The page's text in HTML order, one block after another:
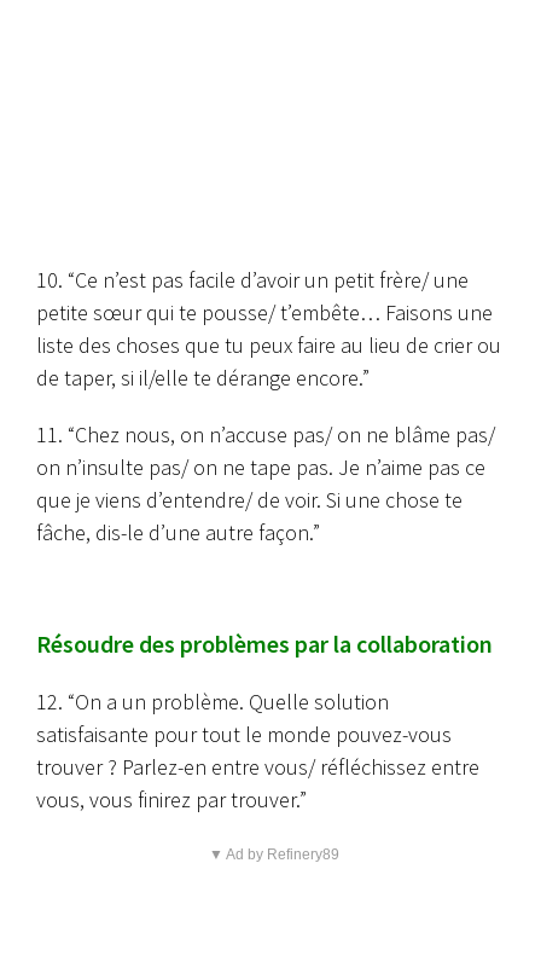
10. “Ce n’est pas facile d’avoir un petit frère/ une
petite sœur qui te pousse/ t’embête… Faisons une
liste des choses que tu peux faire au lieu de crier ou
de taper, si il/elle te dérange encore.”
11. “Chez nous, on n’accuse pas/ on ne blâme pas/
on n’insulte pas/ on ne tape pas. Je n’aime pas ce
que je viens d’entendre/ de voir. Si une chose te
fâche, dis-le d’une autre façon.”
Résoudre des problèmes par la collaboration
12. “On a un problème. Quelle solution
satisfaisante pour tout le monde pouvez-vous
trouver ? Parlez-en entre vous/ réfléchissez entre
vous, vous finirez par trouver.”
▼ Ad by Refinery89